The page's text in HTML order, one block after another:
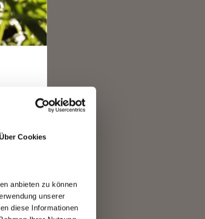
Über Cookies
anbieten zu können
unserer
diese Informationen